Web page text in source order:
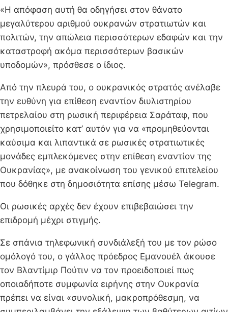
«Η απόφαση αυτή θα οδηγήσει στον θάνατο
μεγαλύτερου αριθμού ουκρανών στρατιωτών και
πολιτών, την απώλεια περισσότερων εδαφών και την
καταστροφή ακόμα περισσότερων βασικών
υποδομών», πρόσθεσε ο ίδιος.
Από την πλευρά του, ο ουκρανικός στρατός ανέλαβε
την ευθύνη για επίθεση εναντίον διυλιστηρίου
πετρελαίου στη ρωσική περιφέρεια Σαράταφ, που
χρησιμοποιείτο κατ’ αυτόν για να «προμηθεύονται
καύσιμα και λιπαντικά σε ρωσικές στρατιωτικές
μονάδες εμπλεκόμενες στην επίθεση εναντίον της
Ουκρανίας», με ανακοίνωση του γενικού επιτελείου
που δόθηκε στη δημοσιότητα επίσης μέσω Telegram.
Οι ρωσικές αρχές δεν έχουν επιβεβαιώσει την
επιδρομή μέχρι στιγμής.
Σε σπάνια τηλεφωνική συνδιάλεξή του με τον ρώσο
ομόλογό του, ο γάλλος πρόεδρος Εμανουέλ άκουσε
τον Βλαντίμιρ Πούτιν να τον προειδοποιεί πως
οποιαδήποτε συμφωνία ειρήνης στην Ουκρανία
πρέπει να είναι «συνολική, μακροπρόθεσμη, να